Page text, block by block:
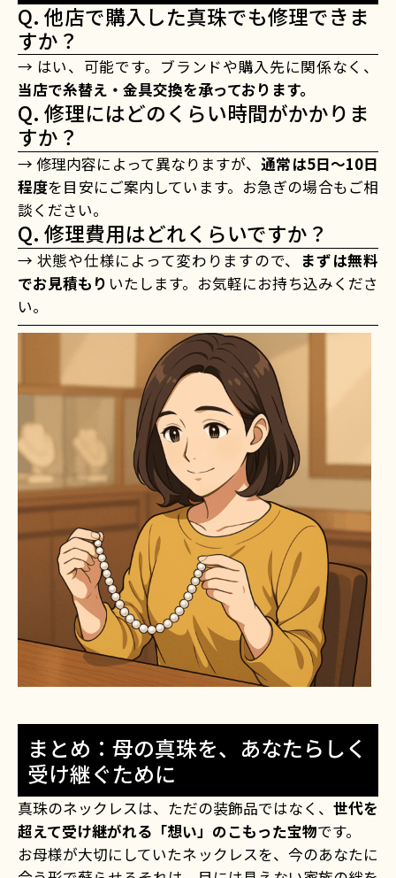
Q. 他店で購入した真珠でも修理できま
すか？
→ はい、可能です。ブランドや購入先に関係なく、
当店で糸替え・金具交換を承っております。
Q. 修理にはどのくらい時間がかかりま
すか？
→ 修理内容によって異なりますが、通常は5日〜10日
程度を目安にご案内しています。お急ぎの場合もご相
談ください。
Q. 修理費用はどれくらいですか？
→ 状態や仕様によって変わりますので、
まずは無料
でお見積もり いたします。お気軽にお持ち込みくださ
い。
まとめ：母の真珠を、あなたらしく
受け継ぐために
真珠のネックレスは、ただの装飾品ではなく、 世代を
超えて受け継がれる「想い」のこもった宝物です。
お母様が大切にしていたネックレスを、今のあなたに